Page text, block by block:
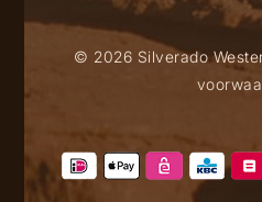
© 2026 Silverado